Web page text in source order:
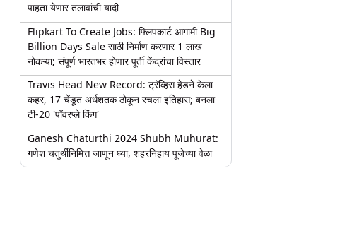
पाहता येणार तलावांची यादी
Flipkart To Create Jobs: फ्लिपकार्ट आगामी Big
Billion Days Sale साठी निर्माण करणार 1 लाख
नोकऱ्या; संपूर्ण भारतभर होणार पूर्ती केंद्रांचा विस्तार
Travis Head New Record: ट्रॅव्हिस हेडने केला
कहर, 17 चेंडूत अर्धशतक ठोकून रचला इतिहास; बनला
टी-20 'पॉवरप्ले किंग'
Ganesh Chaturthi 2024 Shubh Muhurat:
गणेश चतुर्थीनिमित्त जाणून घ्या, शहरनिहाय पूजेच्या वेळा